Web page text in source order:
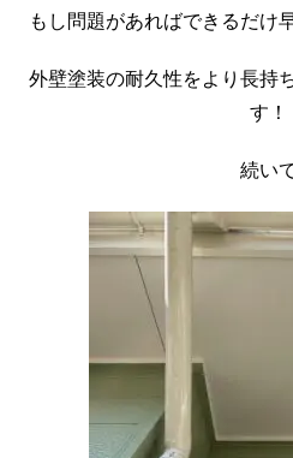
もし問題があればできるだけ
外壁塗装の耐久性をより長持
す！
続い